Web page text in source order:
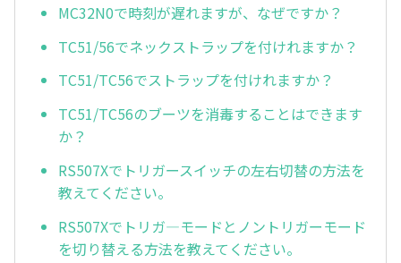
MC32N0で時刻が遅れますが、なぜですか？
TC51/56でネックストラップを付けれますか？
TC51/TC56でストラップを付けれますか？
TC51/TC56のブーツを消毒することはできます
か？
RS507Xでトリガースイッチの左右切替の方法を
教えてください。
RS507Xでトリガ—モードとノントリガーモード
を切り替える方法を教えてください。